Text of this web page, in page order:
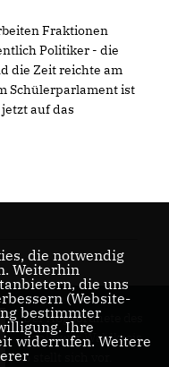
Fraktionen
Politiker - die
die Zeit reichte am
Schülerparlament ist
auf das
Der Abgeordnete des
Pankower Wahlkreis
6 stellt sich vor.
die notwendig
Weiterhin
die uns
(Website-
bestimmter
Ihre
widerrufen. Weitere